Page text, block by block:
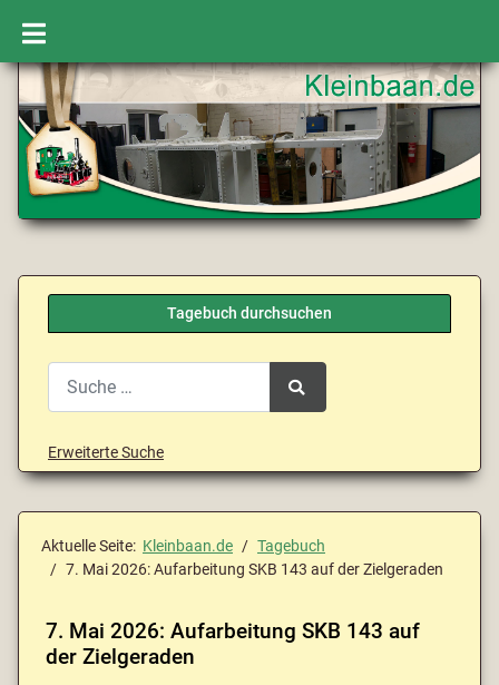
Tagebuch durchsuchen
Erweiterte Suche
Aktuelle Seite: Kleinbaan.de
Tagebuch
7. Mai 2026: Aufarbeitung SKB 143 auf der Zielgeraden
7. Mai 2026: Aufarbeitung SKB 143 auf
der Zielgeraden